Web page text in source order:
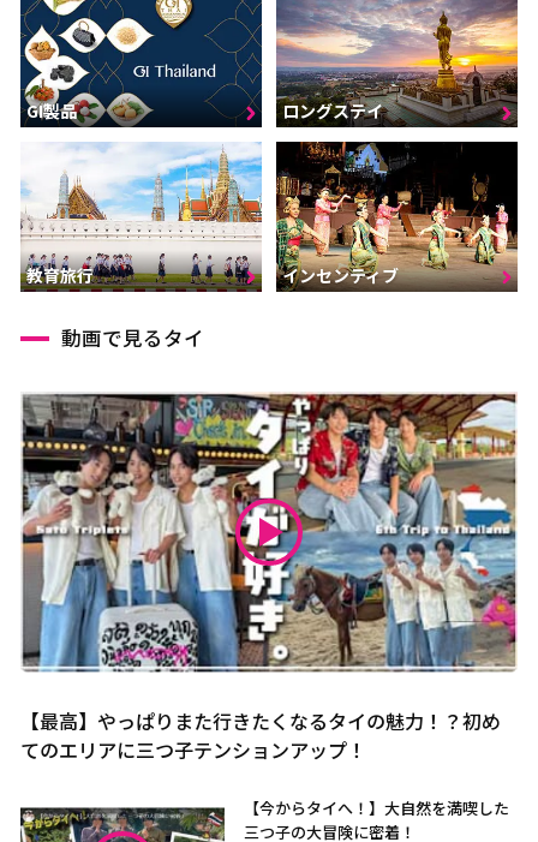
GI製品 ロングステイ
教育旅行 インセンティブ
動画で見るタイ
【最高】やっぱりまた行きたくなるタイの魅力！？初め
てのエリアに三つ子テンションアップ！
【今からタイへ！】大自然を満喫した
三つ子の大冒険に密着！